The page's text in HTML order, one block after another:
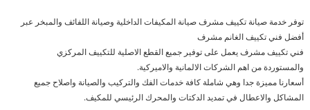
توفر خدمة صيانة تكييف مشرف صيانة المكيفات الداخلية وصيانة اللفائف والمبخر عبر
أفضل فني تكييف الغانم مشرف
فني تكييف مشرف يعمل على توفير جميع القطع الاصلية للتكييف المركزي
والمستوردة من اهم الشركات الالمانية والاميركية.
أسعارنا مميزة جدا وهي شاملة كافة خدمات الفك والتركيب والصيانة واصلاح جميع
المشاكل والاعطال في تمديد الدكتات والمحرك الرئيسي للمكيف.